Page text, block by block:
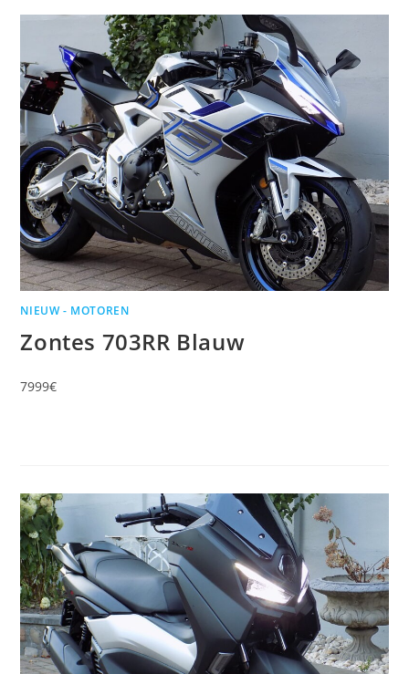
NIEUW - MOTOREN
Zontes 703RR Blauw
7999€